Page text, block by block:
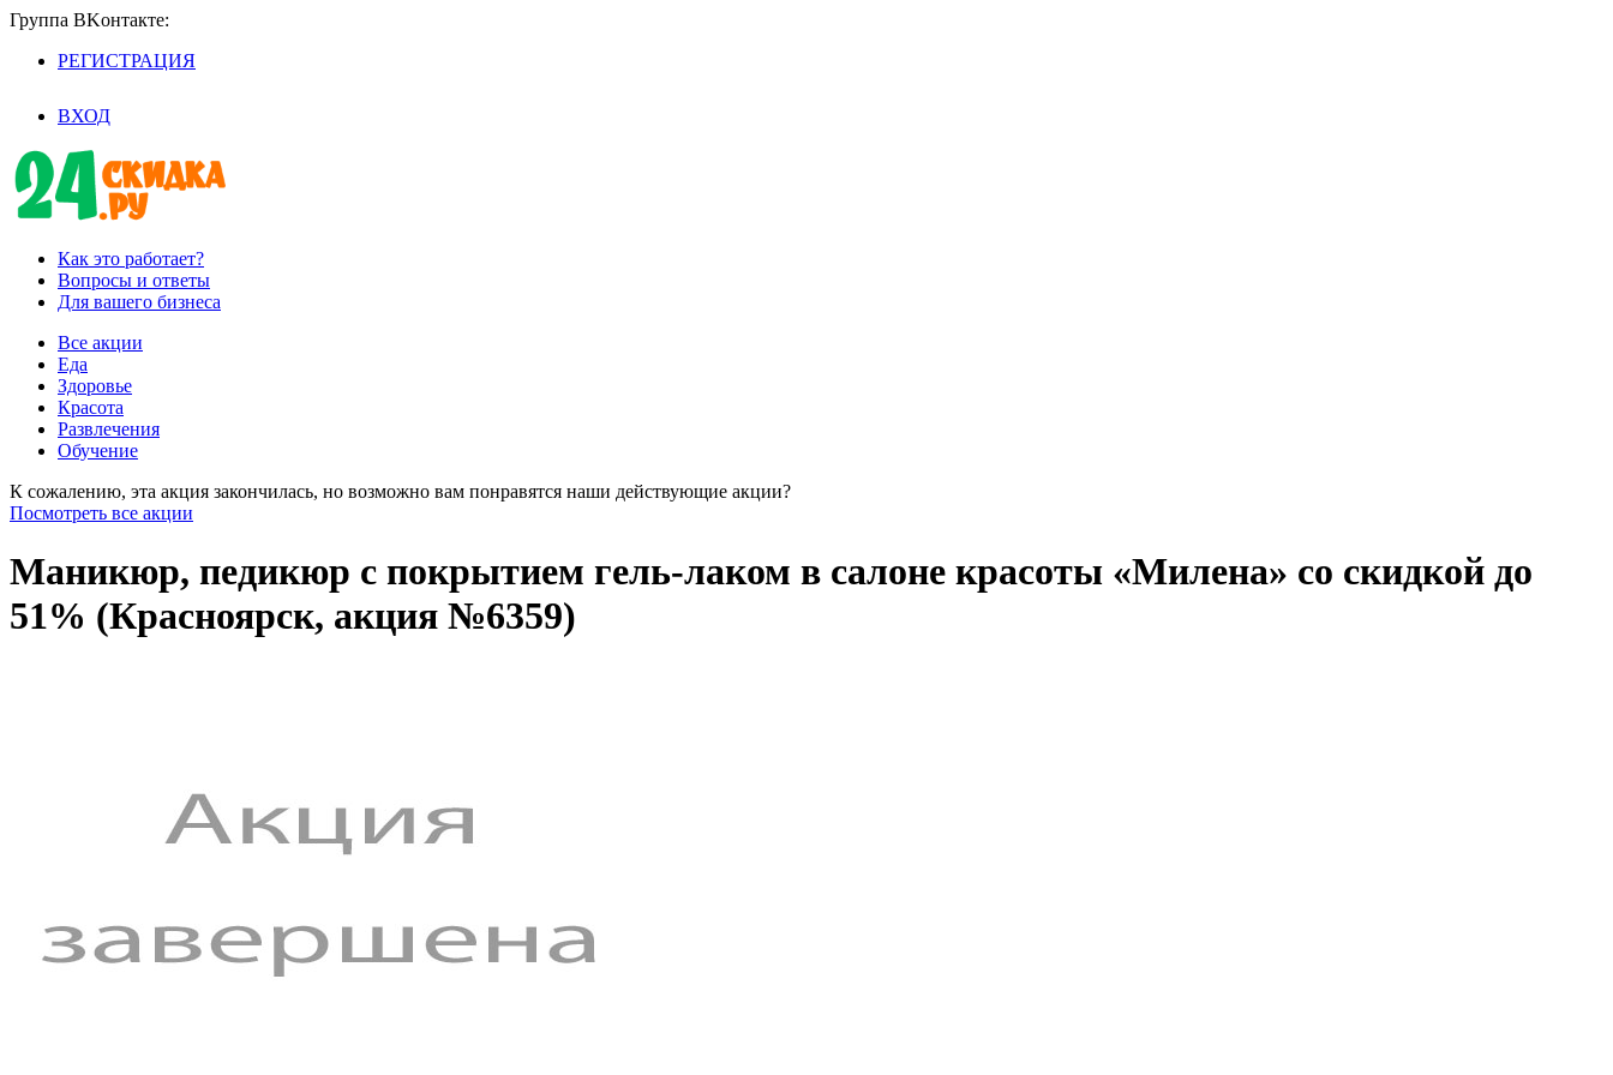
Группа BKoнтaктe:
РЕГИСТРАЦИЯ
ВХОД
Как это работает?
Вопросы и ответы
Для вашего бизнеса
Все акции
Еда
Здоровье
Красота
Развлечения
Обучение
К сожалению, эта акция закончилась, но возможно вам понравятся наши действующие акции?
Посмотреть все акции
Маникюр, педикюр с покрытием гель-лаком в салоне красоты «Милена» со скидкой до
51% (Красноярск, акция №6359)